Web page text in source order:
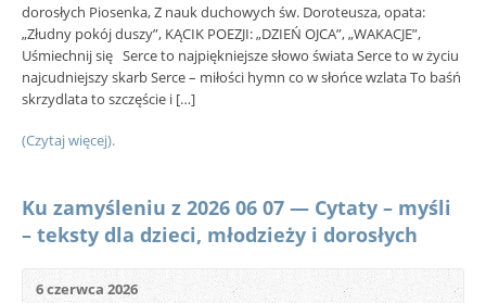
dorosłych Piosenka, Z nauk duchowych św. Doroteusza, opata:
„Złudny pokój duszy”, KĄCIK POEZJI: „DZIEŃ OJCA”, „WAKACJE”,
Uśmiechnij się Serce to najpiękniejsze słowo świata Serce to w życiu
najcudniejszy skarb Serce – miłości hymn co w słońce wzlata To baśń
skrzydlata to szczęście i […]
(Czytaj więcej).
Ku zamyśleniu z 2026 06 07 — Cytaty – myśli
– teksty dla dzieci, młodzieży i dorosłych
6 czerwca 2026